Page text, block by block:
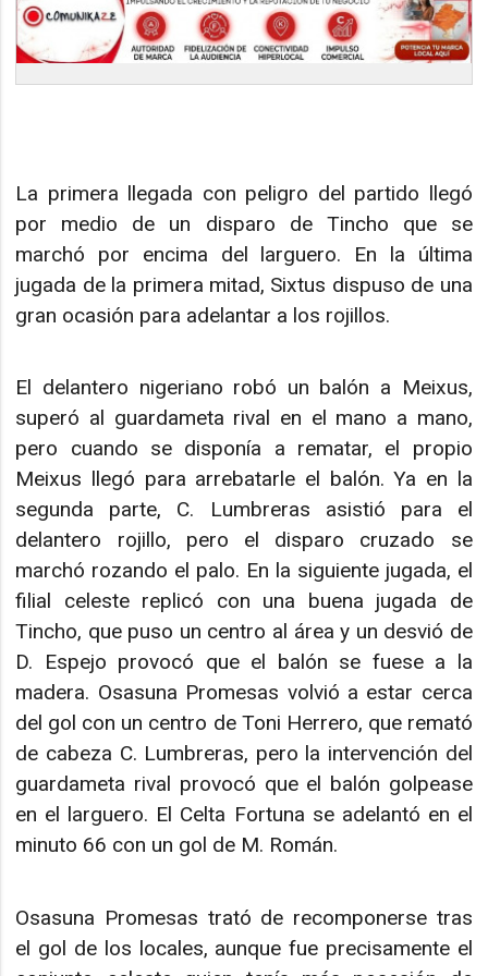
La primera llegada con peligro del partido llegó
por medio de un disparo de Tincho que se
marchó por encima del larguero. En la última
jugada de la primera mitad, Sixtus dispuso de una
gran ocasión para adelantar a los rojillos.
El delantero nigeriano robó un balón a Meixus,
superó al guardameta rival en el mano a mano,
pero cuando se disponía a rematar, el propio
Meixus llegó para arrebatarle el balón. Ya en la
segunda parte, C. Lumbreras asistió para el
delantero rojillo, pero el disparo cruzado se
marchó rozando el palo. En la siguiente jugada, el
filial celeste replicó con una buena jugada de
Tincho, que puso un centro al área y un desvió de
D. Espejo provocó que el balón se fuese a la
madera. Osasuna Promesas volvió a estar cerca
del gol con un centro de Toni Herrero, que remató
de cabeza C. Lumbreras, pero la intervención del
guardameta rival provocó que el balón golpease
en el larguero. El Celta Fortuna se adelantó en el
minuto 66 con un gol de M. Román.
Osasuna Promesas trató de recomponerse tras
el gol de los locales, aunque fue precisamente el